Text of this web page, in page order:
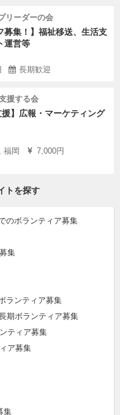
リーダーの会
募集！】福祉移送、生活支
運営等
長期歓迎
援する会
援】広報・マーケティング
福岡
7,000円
トを探す
のボランティア募集
集
ランティア募集
期ボランティア募集
ティア募集
ア募集
集